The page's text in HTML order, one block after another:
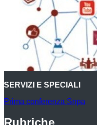
SERVIZI E SPECIALI
Prima conferenza Snpa
Rubriche